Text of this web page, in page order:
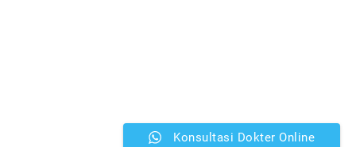
Konsultasi Dokter Online